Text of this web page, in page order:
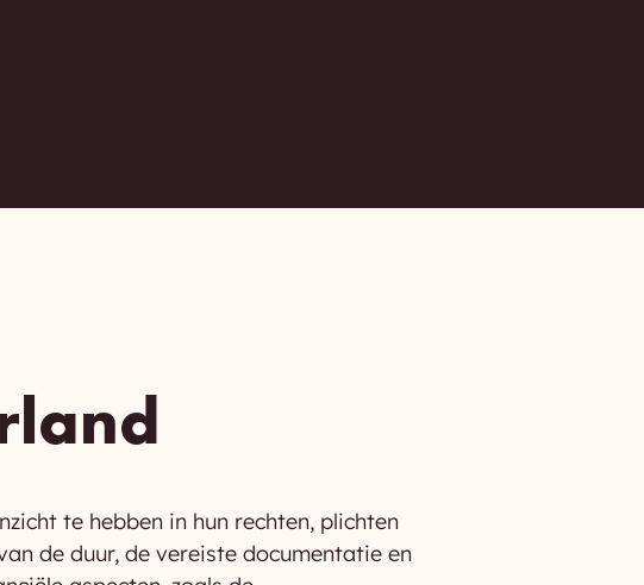
te hebben in hun rechten, plichten
de duur, de vereiste documentatie en